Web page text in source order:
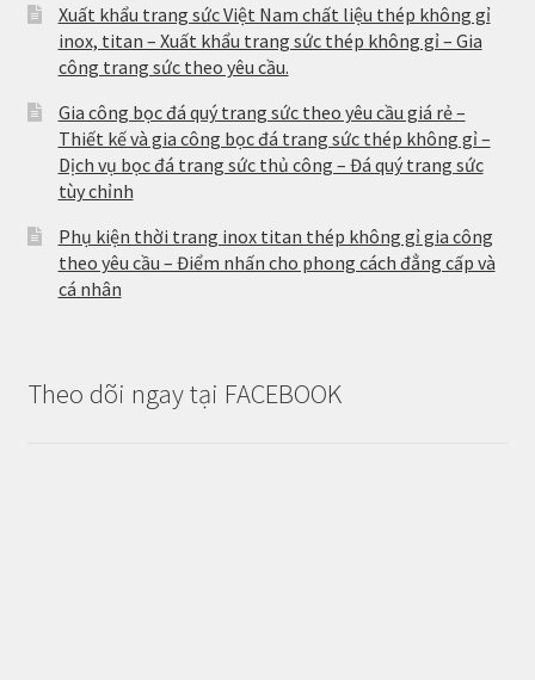
Xuất khẩu trang sức Việt Nam chất liệu thép không gỉ
inox, titan – Xuất khẩu trang sức thép không gỉ – Gia
công trang sức theo yêu cầu.
Gia công bọc đá quý trang sức theo yêu cầu giá rẻ –
Thiết kế và gia công bọc đá trang sức thép không gỉ –
Dịch vụ bọc đá trang sức thủ công – Đá quý trang sức
tùy chỉnh
Phụ kiện thời trang inox titan thép không gỉ gia công
theo yêu cầu – Điểm nhấn cho phong cách đẳng cấp và
cá nhân
Theo dõi ngay tại FACEBOOK